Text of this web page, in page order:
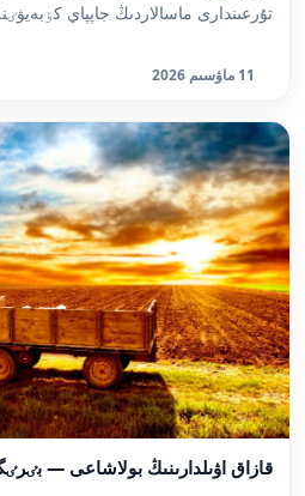
تۇرعىندارى ماسالاردىڭ جاپپاي
11 ماۋسىم 2026
قازاق اۋىلدارىنىڭ بولاشاعى —